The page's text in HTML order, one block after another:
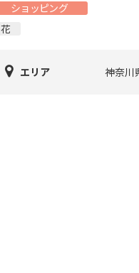
ショッピング
花
エリア 神奈川